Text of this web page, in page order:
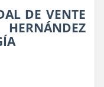
DE VENTE